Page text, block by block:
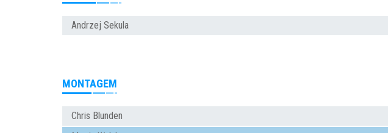
Andrzej Sekula
MONTAGEM
Chris Blunden